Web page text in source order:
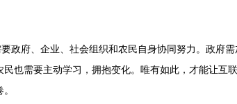
政府、企业、社会组织和农民自身协同努力。政府
也需要主动学习，拥抱变化。唯有如此，才能让